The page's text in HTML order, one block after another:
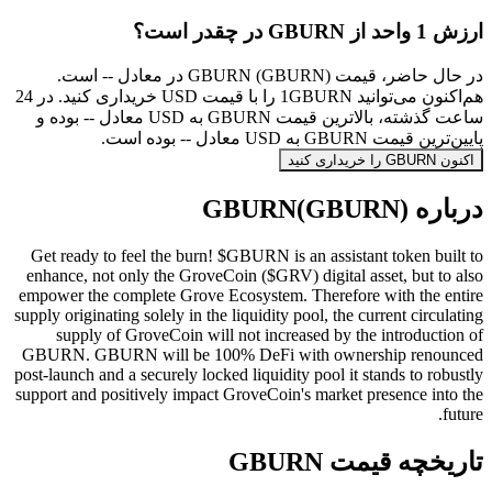
ارزش 1 واحد از GBURN در چقدر است؟
در حال حاضر، قیمت GBURN (GBURN) در معادل -- است.
هم‌اکنون می‌توانید 1GBURN را با قیمت USD خریداری کنید. در 24
ساعت گذشته، بالاترین قیمت GBURN به USD معادل -- بوده و
پایین‌ترین قیمت GBURN به USD معادل -- بوده است.
اکنون GBURN را خریداری کنید
درباره GBURN(GBURN)
Get ready to feel the burn! $GBURN is an assistant token built to
enhance, not only the GroveCoin ($GRV) digital asset, but to also
empower the complete Grove Ecosystem. Therefore with the entire
supply originating solely in the liquidity pool, the current circulating
supply of GroveCoin will not increased by the introduction of
GBURN. GBURN will be 100% DeFi with ownership renounced
post-launch and a securely locked liquidity pool it stands to robustly
support and positively impact GroveCoin's market presence into the
future.
تاریخچه قیمت GBURN